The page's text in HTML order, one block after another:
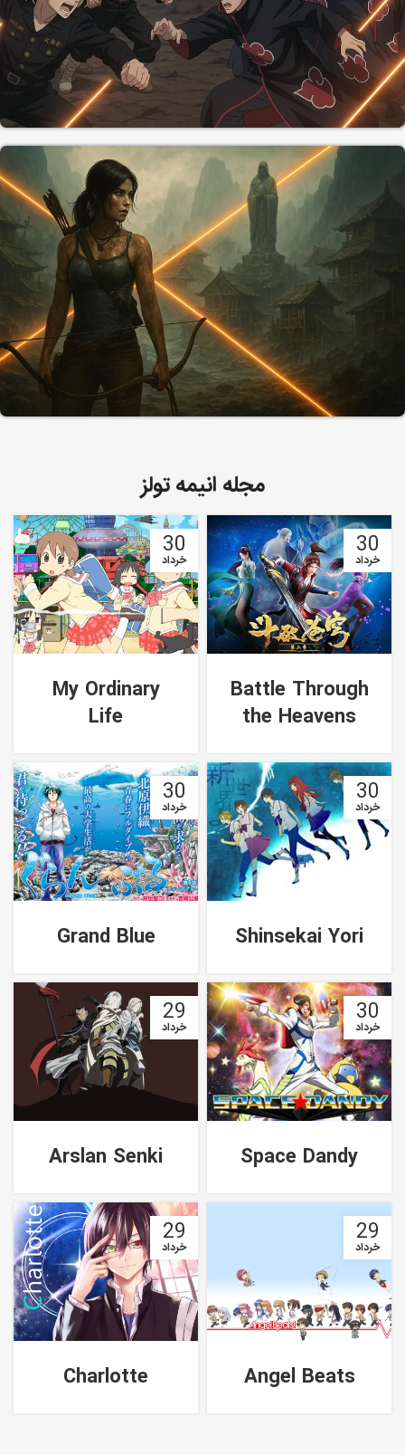
مجله انیمه تولز
30
خرداد
Battle Through
the Heavens
30
خرداد
My Ordinary
Life
30
خرداد
Shinsekai Yori
30
خرداد
Grand Blue
30
خرداد
Space Dandy
29
خرداد
Arslan Senki
29
خرداد
Angel Beats
29
خرداد
Charlotte